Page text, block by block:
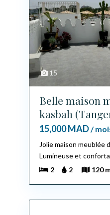
15
Belle maison
kasbah
15,000 MAD/
Jolie maison meublée
Lumineuse et
2
2 120